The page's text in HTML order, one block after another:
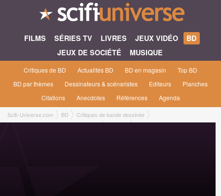
FILMS SÉRIES TV LIVRES JEUX VIDÉO
BD
JEUX DE SOCIÉTÉ
MUSIQUE
Critiques de BD Actualités BD BD en magasin
Top BD
BD par thèmes
Dessinateurs & scénaristes Editeurs
Planches
Citations
Anecdotes Références Agenda
Scifi-Universe.com BD
Critiques de bande dessinée
Dayal de Castaka: Le Premier Ancêtre
Lucie M.